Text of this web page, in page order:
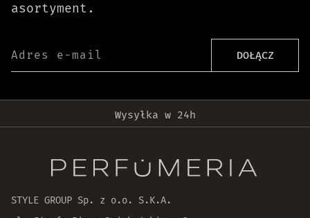
asortyment.
Adres e-mail DOŁĄCZ
Wysyłka w 24h
30 dni na zwrot zamówienia
STYLE GROUP Sp. z o.o. S.K.A.